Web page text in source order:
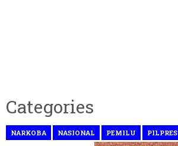
Categories
NARKOBA NASIONAL PEMILU PILPRES